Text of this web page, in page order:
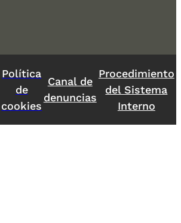
Política
de
cookies
Canal de
denuncias
Procedimiento
del Sistema
Interno